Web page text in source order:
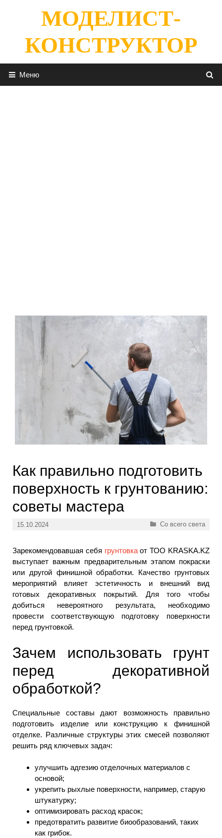
содержимомуМОДЕЛИСТ-
КОНСТРУКТОР
Меню
Как правильно подготовить
поверхность к грунтованию:
советы мастера
15.10.2024 Рубрики
Со всего света
Зарекомендовавшая себя грунтовкаот ТОО KRASKA.KZ
выступает важным предварительным этапом покраски
или другой финишной обработки. Качество грунтовых
мероприятий влияет эстетичность и внешний вид
готовых декоративных покрытий. Для того чтобы
добиться невероятного результата, необходимо
провести соответствующую подготовку поверхности
перед грунтовкой.
Зачем использовать грунт
перед декоративной
обработкой?
Специальные составы дают возможность правильно
подготовить изделие или конструкцию к финишной
отделке. Различные структуры этих смесей позволяют
решить ряд ключевых задач:
улучшить адгезию отделочных материалов с
основой;
укрепить рыхлые поверхности, например, старую
штукатурку;
оптимизировать расход красок;
предотвратить развитие биообразований, таких
как грибок.